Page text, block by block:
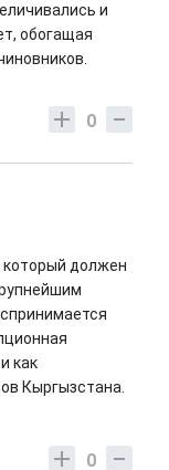
и
обогащая
0
должен
как
Кыргызстана.
0